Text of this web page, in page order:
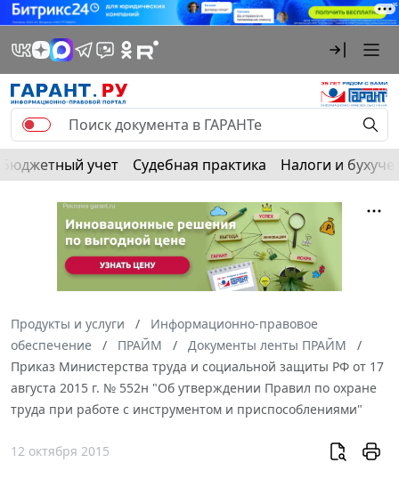
Бюджетный учет Судебная практика Налоги и
Продукты и услуги
Информационно-правовое
обеспечение
ПРАЙМ
Документы ленты ПРАЙМ
Приказ Министерства труда и социальной защиты РФ от 17
августа 2015 г. № 552н "Об утверждении Правил по охране
труда при работе с инструментом и приспособлениями"
12 октября 2015